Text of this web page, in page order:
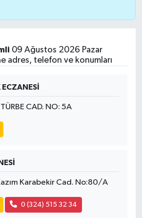
09 Ağustos 2026 Pazar
adres, telefon ve konumları
CAD. NO: 5A
Karabekir Cad. No:80/A
0 (324) 515 32 34